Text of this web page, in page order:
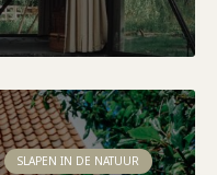
SLAPEN IN DE NATUUR